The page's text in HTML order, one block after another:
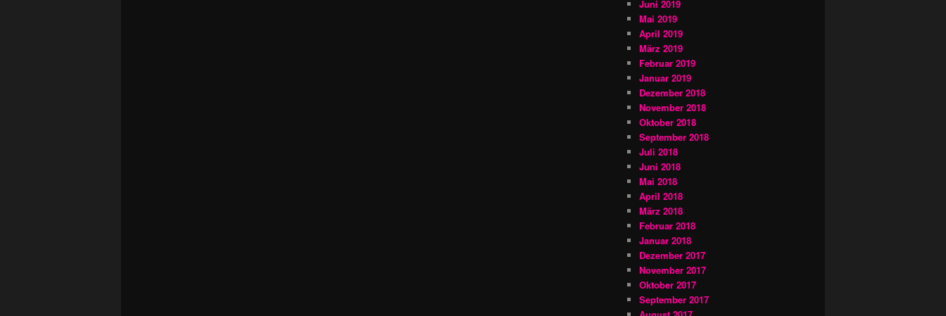
Juni 2019
Mai 2019
April 2019
März 2019
Februar 2019
Januar 2019
Dezember 2018
November 2018
Oktober 2018
September 2018
Juli 2018
Juni 2018
Mai 2018
April 2018
März 2018
Februar 2018
Januar 2018
Dezember 2017
November 2017
Oktober 2017
September 2017